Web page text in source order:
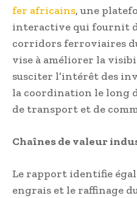
fer africains, une
interactive qui fournit
corridors ferroviaires
vise à améliorer la
susciter l’intérêt des
la coordination le long
de transport et de
Chaînes de valeur
Le rapport identifie
engrais et le raffinage